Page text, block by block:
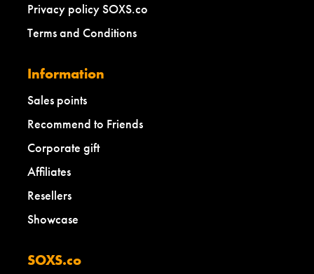
Privacy policy SOXS.co
Terms and Conditions
Information
Sales points
Recommend to Friends
Corporate gift
Affiliates
Resellers
Showcase
SOXS.co